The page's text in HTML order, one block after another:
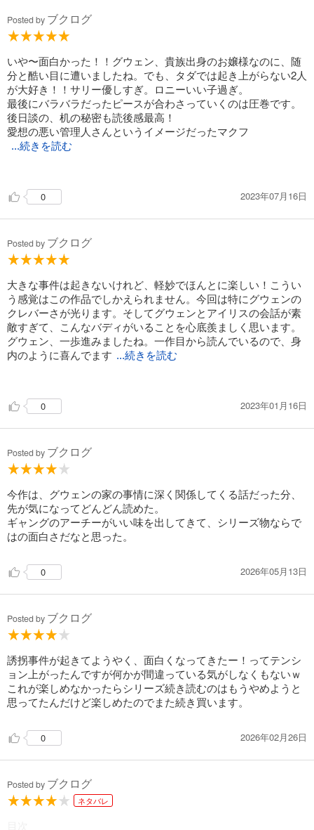
Posted by ブクログ
いや〜面白かった！！グウェン、貴族出身のお嬢様なのに、随
分と酷い目に遭いましたね。でも、タダでは起き上がらない2人
が大好き！！サリー優しすぎ。ロニーいい子過ぎ。
最後にバラバラだったピースが合わさっていくのは圧巻です。
後日談の、机の秘密も読後感最高！
愛想の悪い管理人さんというイメージだったマクフ
...続きを読む
した。
ハロッズの机、実物はきっと素敵なんでしょうね。
0 2023年07月16日
Posted by ブクログ
大きな事件は起きないけれど、軽妙でほんとに楽しい！こうい
う感覚はこの作品でしかえられません。今回は特にグウェンの
クレバーさが光ります。そしてグウェンとアイリスの会話が素
敵すぎて、こんなバディがいることを心底羨ましく思います。
グウェン、一歩進みましたね。一作目から読んでいるので、身
内のように喜んでます ...続きを読む
ズのデスク、検索しちゃいましたよ。いいですねえ。
0 2023年01月16日
Posted by ブクログ
今作は、グウェンの家の事情に深く関係してくる話だった分、
先が気になってどんどん読めた。
ギャングのアーチーがいい味を出してきて、シリーズ物ならで
はの面白さだなと思った。
0 2026年05月13日
Posted by ブクログ
誘拐事件が起きてようやく、面白くなってきたー！ってテンシ
ョン上がったんですが何かが間違っている気がしなくもないｗ
これが楽しめなかったらシリーズ続き読むのはもうやめようと
思ってたんだけど楽しめたのでまた続き買います。
0 2026年02月26日
Posted by ブクログ
ネタバレ